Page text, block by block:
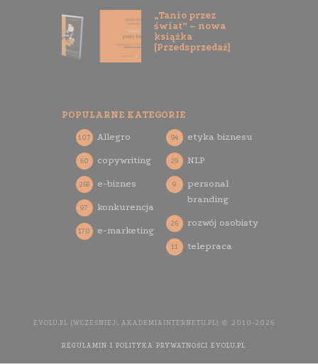
„Tanio przez
świat” – nowa
książka
[Przedsprzedaż]
POPULARNE KATEGORIE
Allegro
107
copywriting
60
e-biznes
268
konkurencja
97
e-marketing
170
etyka biznesu
94
NLP
29
personal
branding
9
rozwój osobisty
26
telepraca
11
EVOLU.PL (WCZEŚNIEJ: AKADEMIAINTERNETU.PL) © 2010-2026
REGULAMIN I POLITYKA PRYWATNOŚCI EVOLU.PL